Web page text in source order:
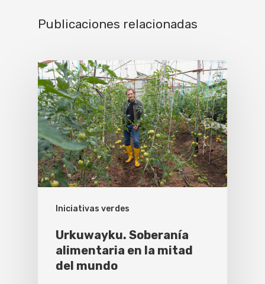
Publicaciones relacionadas
Iniciativas verdes
Urkuwayku. Soberanía
alimentaria en la mitad
del mundo